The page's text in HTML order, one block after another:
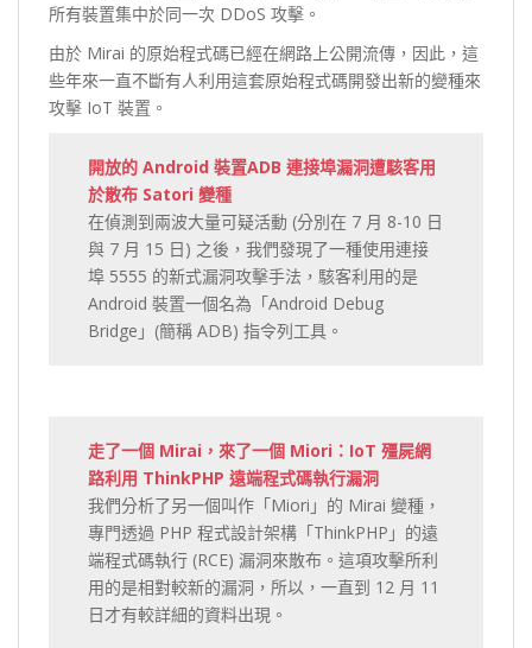
所有裝置集中於同一次 DDoS 攻擊。
由於 Mirai 的原始程式碼已經在網路上公開流傳，因此，這
些年來一直不斷有人利用這套原始程式碼開發出新的變種來
攻擊 IoT 裝置。
開放的 Android 裝置ADB 連接埠漏洞遭駭客用
於散布 Satori 變種
在偵測到兩波大量可疑活動 (分別在 7 月 8-10 日
與 7 月 15 日) 之後，我們發現了一種使用連接
埠 5555 的新式漏洞攻擊手法，駭客利用的是
Android 裝置一個名為「Android Debug
Bridge」(簡稱 ADB) 指令列工具。
走了一個 Mirai，來了一個 Miori：IoT 殭屍網
路利用 ThinkPHP 遠端程式碼執行漏洞
我們分析了另一個叫作「Miori」的 Mirai 變種，
專門透過 PHP 程式設計架構「ThinkPHP」的遠
端程式碼執行 (RCE) 漏洞來散布。這項攻擊所利
用的是相對較新的漏洞，所以，一直到 12 月 11
日才有較詳細的資料出現。